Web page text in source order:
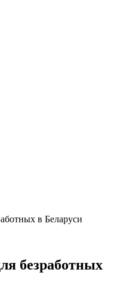
в Беларуси
безработных